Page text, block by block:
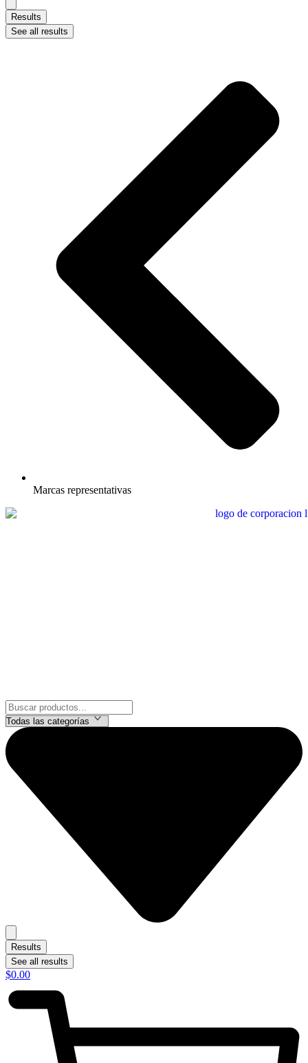
Results
See all results
Marcas representativas
Results
See all results
$0.00